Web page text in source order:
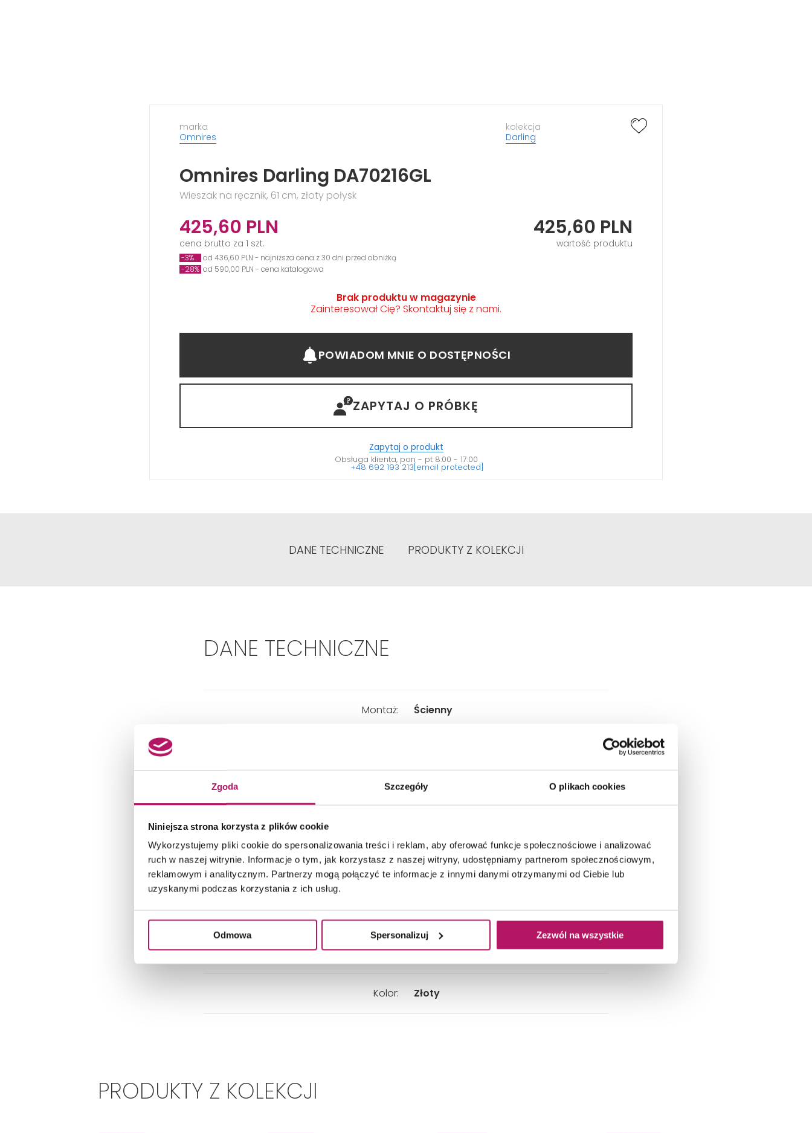
Zgoda Szczegóły O plikach cookies
Niniejsza strona korzysta z plików cookie
Wykorzystujemy pliki cookie do spersonalizowania treści i reklam, aby oferować funkcje społecznościowe i analizować
ruch w naszej witrynie. Informacje o tym, jak korzystasz z naszej witryny, udostępniamy partnerom społecznościowym,
reklamowym i analitycznym. Partnerzy mogą połączyć te informacje z innymi danymi otrzymanymi od Ciebie lub
uzyskanymi podczas korzystania z ich usług.
Odmowa Spersonalizuj Zezwól na wszystkie
marka
Omnires
kolekcja
Darling
Omnires Darling DA70216GL
Wieszak na ręcznik, 61 cm, złoty połysk
425,60 PLN
cena brutto za 1 szt.
425,60 PLN
wartość produktu
-3%
od 436,60 PLN - najniższa cena z 30 dni przed obniżką
-28% od 590,00 PLN - cena katalogowa
Brak produktu w magazynie
Zainteresował Cię? Skontaktuj się z nami.
POWIADOM MNIE O DOSTĘPNOŚCI
ZAPYTAJ O PRÓBKĘ
Zapytaj o produkt
Obsługa klienta, pon - pt 8:00 - 17:00
+48 692 193 213[email protected]
DANE TECHNICZNE PRODUKTY Z KOLEKCJI
DANE TECHNICZNE
Montaż: Ścienny
Typ: Podłużny
Szerokość: 608 mm
Wysokość: 30 mm
Materiał: Mosiądz
Kolor: Złoty
PRODUKTY Z KOLEKCJI